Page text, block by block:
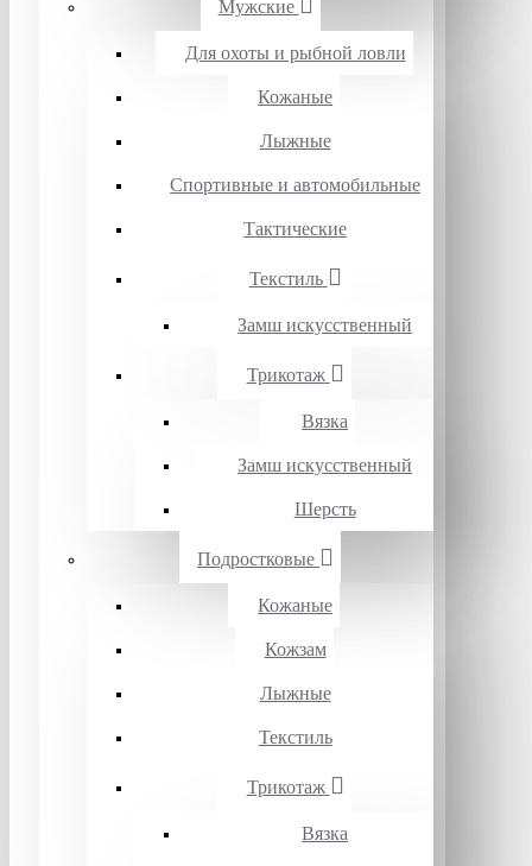
Мужские
Для охоты и рыбной ловли
Кожаные
Лыжные
Спортивные и автомобильные
Тактические
Текстиль
Замш искусственный
Трикотаж
Вязка
Замш искусственный
Шерсть
Подростковые
Кожаные
Кожзам
Лыжные
Текстиль
Трикотаж
Вязка